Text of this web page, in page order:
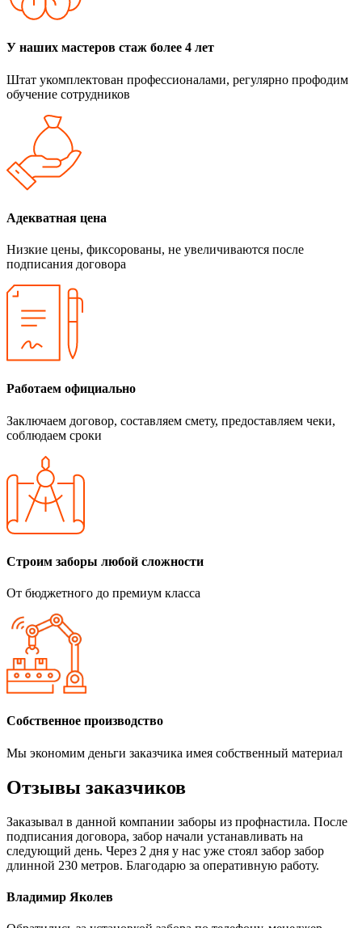
У наших мастеров стаж более 4 лет
Штат укомплектован профессионалами, регулярно профодим
обучение сотрудников
Адекватная цена
Низкие цены, фиксорованы, не увеличиваются после
подписания договора
Работаем официально
Заключаем договор, составляем смету, предоставляем чеки,
соблюдаем сроки
Строим заборы любой сложности
От бюджетного до премиум класса
Собственное производство
Мы экономим деньги заказчика имея собственный материал
Отзывы заказчиков
Заказывал в данной компании заборы из профнастила. После
подписания договора, забор начали устанавливать на
следующий день. Через 2 дня у нас уже стоял забор забор
длинной 230 метров. Благодарю за оперативную работу.
Владимир Яколев